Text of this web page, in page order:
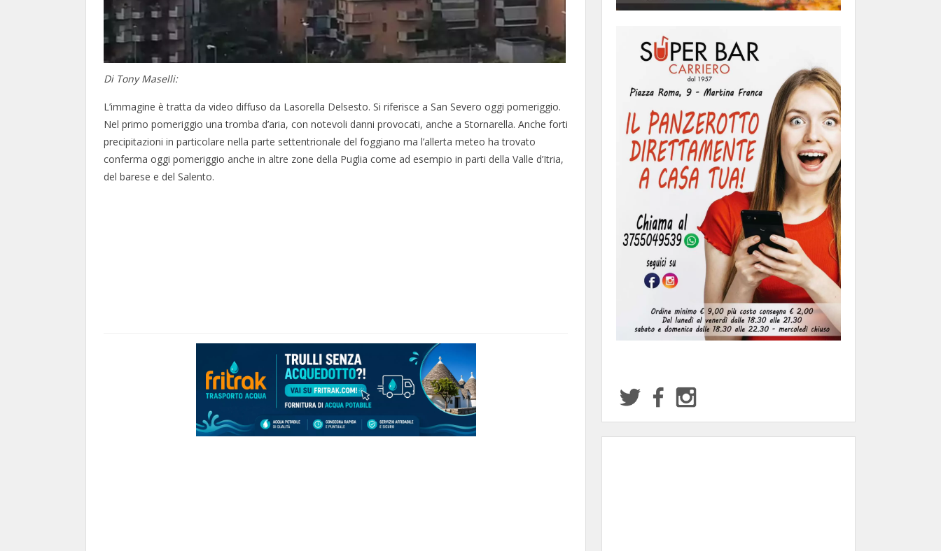
Di Tony Maselli:
L’immagine è tratta da video diffuso da Lasorella Delsesto. Si riferisce a San Severo oggi pomeriggio.
Nel primo pomeriggio una tromba d’aria, con notevoli danni provocati, anche a Stornarella. Anche forti
precipitazioni in particolare nella parte settentrionale del foggiano ma l’allerta meteo ha trovato
conferma oggi pomeriggio anche in altre zone della Puglia come ad esempio in parti della Valle d’Itria,
del barese e del Salento.